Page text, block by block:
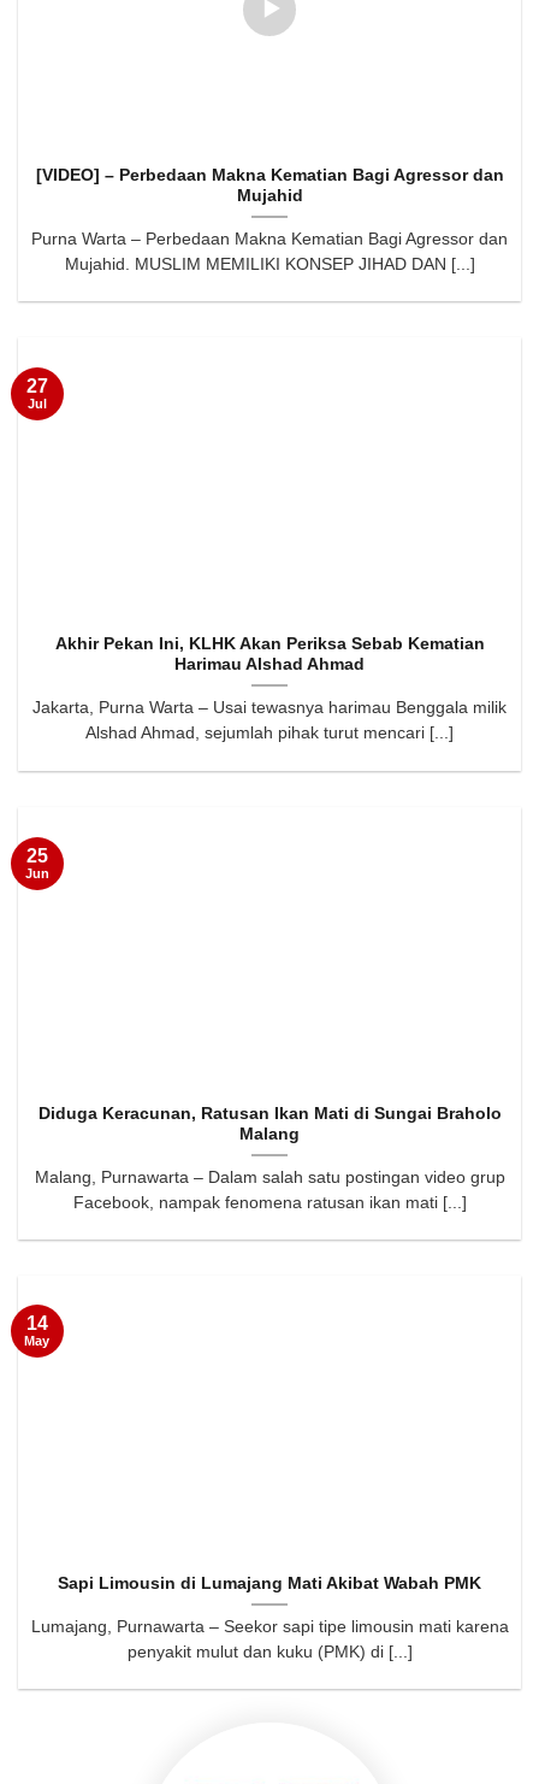
[VIDEO] – Perbedaan Makna Kematian Bagi Agressor dan
Mujahid
Purna Warta – Perbedaan Makna Kematian Bagi Agressor dan
Mujahid. MUSLIM MEMILIKI KONSEP JIHAD DAN [...]
Akhir Pekan Ini, KLHK Akan Periksa Sebab Kematian
Harimau Alshad Ahmad
Jakarta, Purna Warta – Usai tewasnya harimau Benggala milik
Alshad Ahmad, sejumlah pihak turut mencari [...]
27
Jul
Diduga Keracunan, Ratusan Ikan Mati di Sungai Braholo
Malang
Malang, Purnawarta – Dalam salah satu postingan video grup
Facebook, nampak fenomena ratusan ikan mati [...]
25
Jun
Sapi Limousin di Lumajang Mati Akibat Wabah PMK
Lumajang, Purnawarta – Seekor sapi tipe limousin mati karena
penyakit mulut dan kuku (PMK) di [...]
14
May